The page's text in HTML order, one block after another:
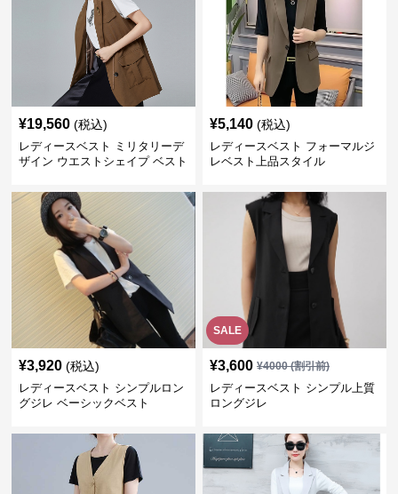
¥19,560 (税込)
レディースベスト ミリタリーデ
ザイン ウエストシェイプ ベスト
¥5,140 (税込)
レディースベスト フォーマルジ
レベスト上品スタイル
¥3,920 (税込)
レディースベスト シンプルロン
グジレ ベーシックベスト
SALE
¥3,600 ¥4000(割引前)
レディースベスト シンプル上質
ロングジレ